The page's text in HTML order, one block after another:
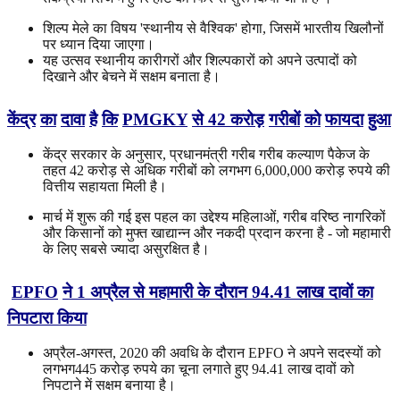
शिल्प मेले का विषय 'स्थानीय से वैश्विक' होगा, जिसमें भारतीय खिलौनों
पर ध्यान दिया जाएगा।
यह उत्सव स्थानीय कारीगरों और शिल्पकारों को अपने उत्पादों को
दिखाने और बेचने में सक्षम बनाता है।
केंद्र का दावा है कि PMGKY से42करोड़ गरीबों को फायदा हुआ
केंद्र सरकार के अनुसार, प्रधानमंत्री गरीब गरीब कल्याण पैकेज के
तहत 42 करोड़ से अधिक गरीबों को लगभग 6,000,000 करोड़ रुपये की
वित्तीय सहायता मिली है।
मार्च में शुरू की गई इस पहल का उद्देश्य महिलाओं, गरीब वरिष्ठ नागरिकों
और किसानों को मुफ्त खाद्यान्न और नकदी प्रदान करना है - जो महामारी
के लिए सबसे ज्यादा असुरक्षित है।
EPFO ने 1 अप्रैल से महामारी के दौरान 94.41 लाख दावों का
निपटारा किया
अप्रैल-अगस्त, 2020 की अवधि के दौरान EPFO ​​ने अपने सदस्यों को
लगभग445 करोड़ रुपये का चूना लगाते हुए 94.41 लाख दावों को
निपटाने में सक्षम बनाया है।